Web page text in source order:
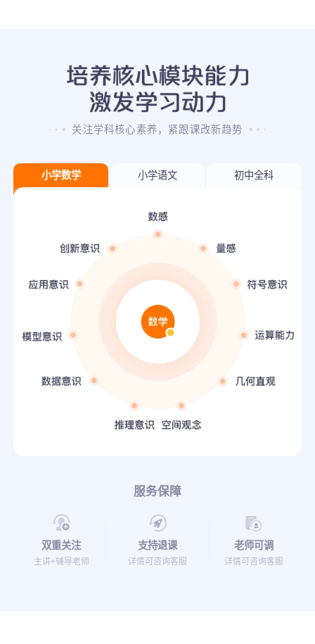
关注学科核心素养，紧跟课改新趋势
小学数学 小学语文 初中全科
服务保障
双重关注
主讲+辅导老师
支持退课
详情可咨询客服
老师可调
详情可咨询客服